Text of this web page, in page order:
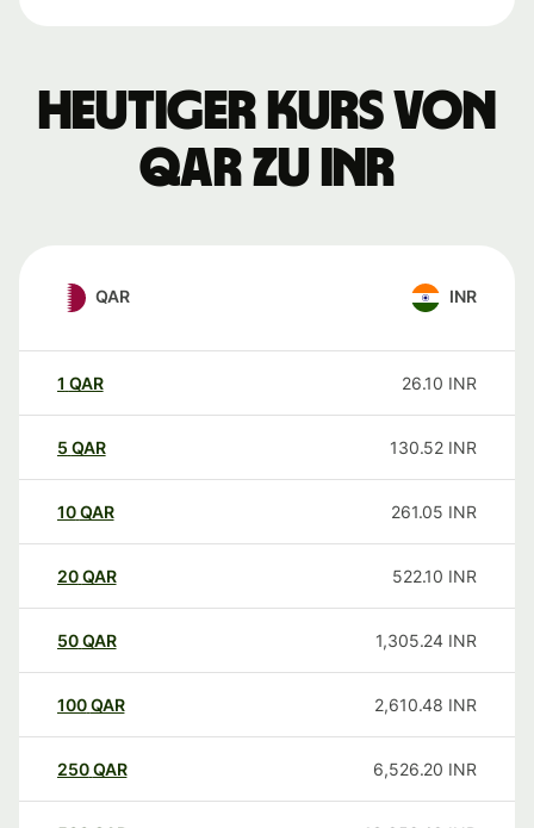
Heutiger Kurs von
QAR zu INR
QAR INR
1 QAR 26.10 INR
5 QAR 130.52 INR
10QAR 261.05 INR
20QAR 522.10 INR
50QAR 1,305.24 INR
100QAR 2,610.48 INR
250QAR 6,526.20 INR